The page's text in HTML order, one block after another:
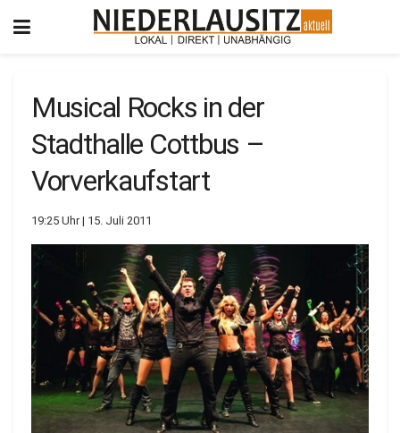
Musical Rocks in der
Stadthalle Cottbus –
Vorverkaufstart
19:25 Uhr | 15. Juli 2011